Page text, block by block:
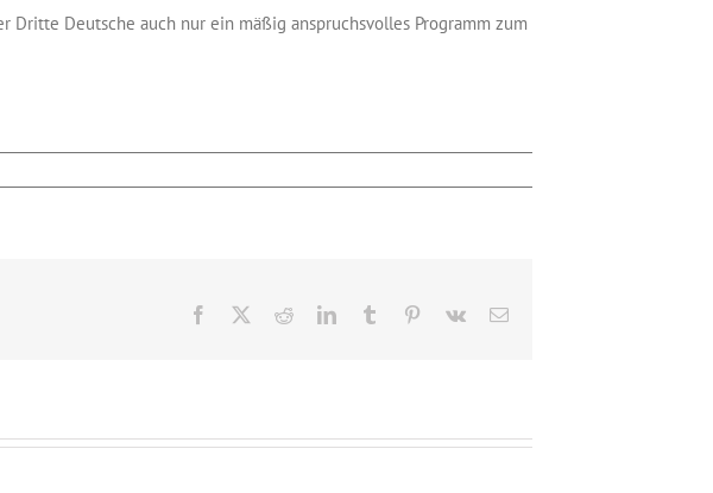
Dritte Deutsche auch nur ein mäßig anspruchsvolles Programm zum
Facebook RedditLinkedInTumblr Pinterest
Vk
E-